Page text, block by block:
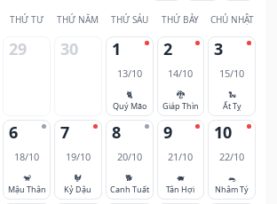
THỨ TƯ THỨ NĂM THỨ SÁU THỨ BẢY CHỦ NHẬT
29 30 1
13/10
🐈
Quý Mão
2
14/10
🐉
Giáp Thìn
3
15/10
🐍
Ất Tỵ
6
18/10
🐒
Mậu Thân
7
19/10
🐓
Kỷ Dậu
8
20/10
🐕
Canh Tuất
9
21/10
🐖
Tân Hợi
10
22/10
🐀
Nhâm Tý